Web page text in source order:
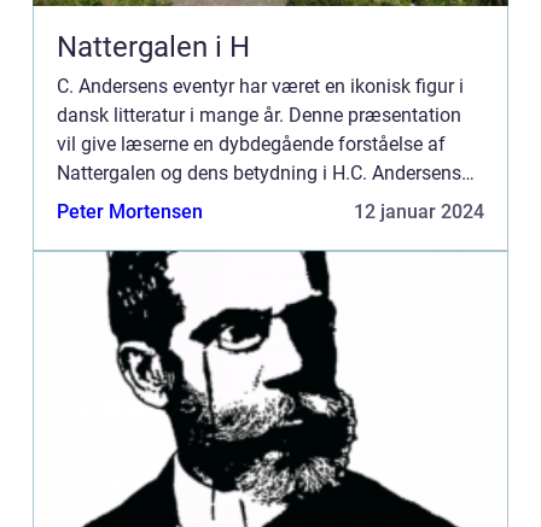
Nattergalen i H
C. Andersens eventyr har været en ikonisk figur i
dansk litteratur i mange år. Denne præsentation
vil give læserne en dybdegående forståelse af
Nattergalen og dens betydning i H.C. Andersens
eventyrverden. Derudover vil vi også se på,
Peter Mortensen 12 januar 2024